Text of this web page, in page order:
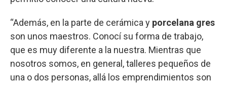
“Además, en la parte de cerámica y porcelana gres
son unos maestros. Conocí su forma de trabajo,
que es muy diferente a la nuestra. Mientras que
nosotros somos, en general, talleres pequeños de
una o dos personas, allá los emprendimientos son